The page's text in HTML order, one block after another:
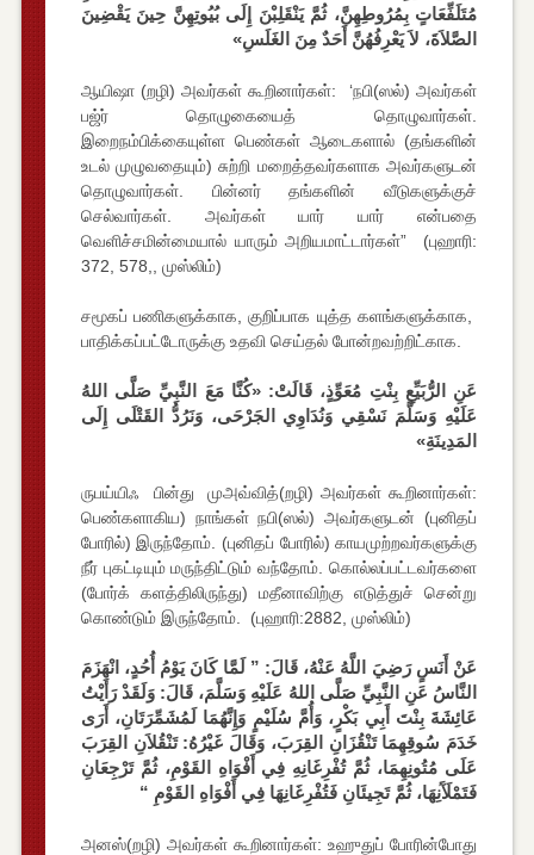
مُتَلَفِّعَاتٍ بِمُرُوطِهِنَّ، ثُمَّ يَنْقَلِبْنَ إِلَى بُيُوتِهِنَّ حِينَ يَقْضِينَ
الصَّلاَةَ، لاَ يَعْرِفُهُنَّ أَحَدٌ مِنَ الغَلَسِ»
ஆயிஷா (றழி) அவர்கள் கூறினார்கள்: ‘நபி(ஸல்) அவர்கள்
பஜ்ர் தொழுகையைத் தொழுவார்கள்.
இறைநம்பிக்கையுள்ள பெண்கள் ஆடைகளால் (தங்களின்
உடல் முழுவதையும்) சுற்றி மறைத்தவர்களாக அவர்களுடன்
தொழுவார்கள். பின்னர் தங்களின் வீடுகளுக்குச்
செல்வார்கள். அவர்கள் யார் யார் என்பதை
வெளிச்சமின்மையால் யாரும் அறியமாட்டார்கள்” (புஹாரி:
372, 578,, முஸ்லிம்)
சமூகப் பணிகளுக்காக, குறிப்பாக யுத்த களங்களுக்காக,
பாதிக்கப்பட்டோருக்கு உதவி செய்தல் போன்றவற்றிட்காக.
عَنِ الرُّبَيِّعِ بِنْتِ مُعَوِّذٍ، قَالَتْ: «كُنَّا مَعَ النَّبِيِّ صَلَّى اللهُ
عَلَيْهِ وَسَلَّمَ نَسْقِي وَنُدَاوِي الجَرْحَى، وَنَرُدُّ القَتْلَى إِلَى
المَدِينَةِ»
ருபய்யிஃ பின்து முஅவ்வித்(றழி) அவர்கள் கூறினார்கள்:
பெண்களாகிய) நாங்கள் நபி(ஸல்) அவர்களுடன் (புனிதப்
போரில்) இருந்தோம். (புனிதப் போரில்) காயமுற்றவர்களுக்கு
நீர் புகட்டியும் மருந்திட்டும் வந்தோம். கொல்லப்பட்டவர்களை
(போர்க் களத்திலிருந்து) மதீனாவிற்கு எடுத்துச் சென்று
கொண்டும் இருந்தோம். (புஹாரி:2882, முஸ்லிம்)
عَنْ أَنَسٍ رَضِيَ اللَّهُ عَنْهُ، قَالَ: ” لَمَّا كَانَ يَوْمُ أُحُدٍ، انْهَزَمَ
النَّاسُ عَنِ النَّبِيِّ صَلَّى اللهُ عَلَيْهِ وَسَلَّمَ، قَالَ: وَلَقَدْ رَأَيْتُ
عَائِشَةَ بِنْتَ أَبِي بَكْرٍ، وَأُمَّ سُلَيْمٍ وَإِنَّهُمَا لَمُشَمِّرَتَانِ، أَرَى
خَدَمَ سُوقِهِمَا تَنْقُزَانِ القِرَبَ، وَقَالَ غَيْرُهُ: تَنْقُلاَنِ القِرَبَ
عَلَى مُتُونِهِمَا، ثُمَّ تُفْرِغَانِهِ فِي أَفْوَاهِ القَوْمِ، ثُمَّ تَرْجِعَانِ
فَتَمْلَآَنِهَا، ثُمَّ تَجِيئَانِ فَتُفْرِغَانِهَا فِي أَفْوَاهِ القَوْمِ “
அனஸ்(றழி) அவர்கள் கூறினார்கள்: உஹுதுப் போரின்போது